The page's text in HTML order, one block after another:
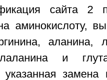
сайта 2
аминокислоту,
аланина,
и
указанная замена